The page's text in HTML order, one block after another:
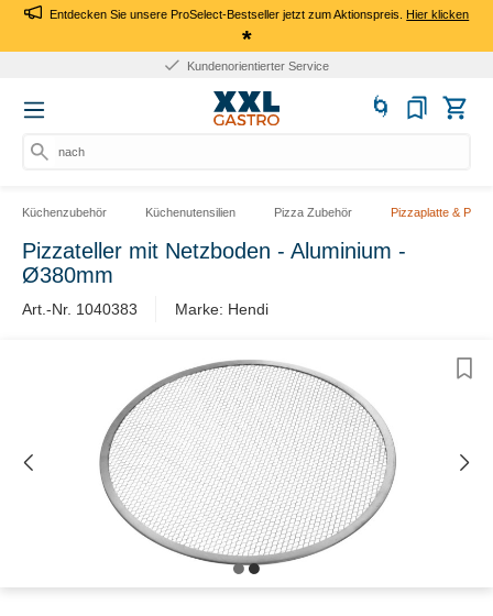
Entdecken Sie unsere ProSelect-Bestseller jetzt zum Aktionspreis.Hier klicken
*
Kundenorientierter Service
nach Pr
Küchenzubehör Küchenutensilien Pizza Zubehör Pizzaplatte &
Pizzateller mit Netzboden - Aluminium -
Ø380mm
Art.-Nr. 1040383 Marke: Hendi